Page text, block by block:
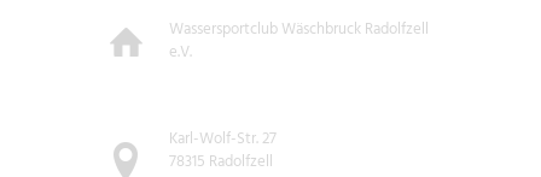
Wassersportclub Wäschbruck Radolfzell
e.V.
Karl-Wolf-Str. 27
78315 Radolfzell